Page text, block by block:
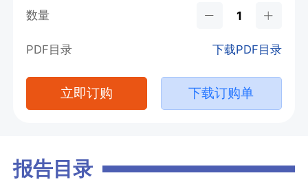
数量
PDF目录 下载PDF目录
立即订购 下载订购单
报告目录